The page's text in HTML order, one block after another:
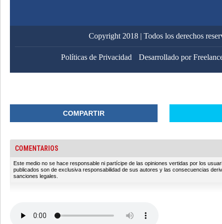
Copyright 2018 | Todos los derechos
Políticas de Privacidad Desarrollado por
COMPARTIR
COMENTARIOS
Este medio no se hace responsable ni partícipe de las opiniones vertidas por los
publicados son de exclusiva responsabilidad de sus autores y las consecuencias
sanciones legales.